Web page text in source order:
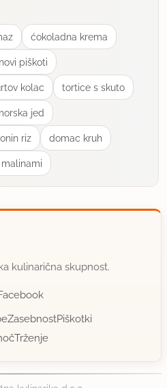
ćokoladna krema
piškoti
kolac tortice s skuto
jed
riz domac kruh
kulinarična skupnost.
ZasebnostPiškotki
Trženje